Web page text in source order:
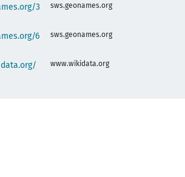
3
sws.geonames.org
6
sws.geonames.org
www.wikidata.org